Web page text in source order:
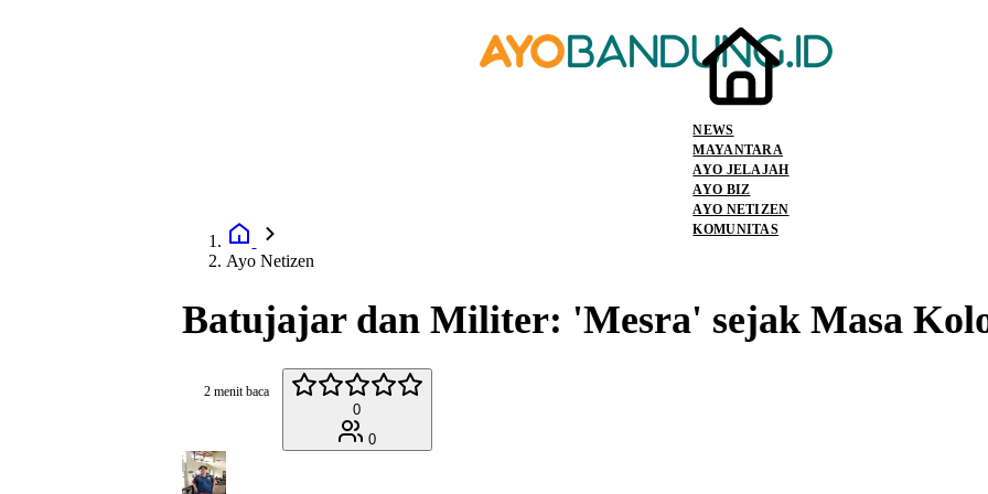
NEWS
MAYANTARA
AYO JELAJAH
AYO BIZ
AYO NETIZEN
KOMUNITAS
Ayo Netizen
Batujajar dan Militer: 'Mesra' sejak Masa
2 menit baca
0
0